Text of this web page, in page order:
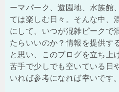
ーマパーク、遊園地、水族館
ては楽しむ日々。そんな中、
にして、いつが混雑ピークで
たらいいのか？情報を提供す
と思い、このブログを立ち上
苦手で少しでも空いている日
いれば参考になれば幸いです。